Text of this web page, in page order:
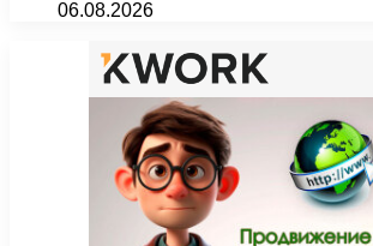
06.08.2026